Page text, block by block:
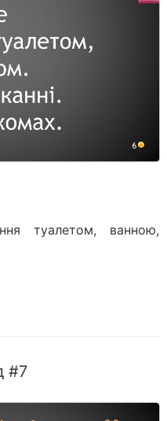
туалетом, ванною,
#7